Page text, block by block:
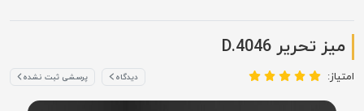
میز تحریر D.4046
امتیاز: دیدگاه پرسشی ثبت نشده